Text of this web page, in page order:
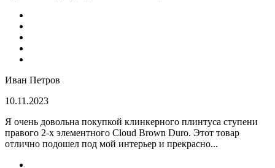
Иван Петров
10.11.2023
Я очень довольна покупкой клинкерного плинтуса ступени
правого 2-х элементного Cloud Brown Duro. Этот товар
отлично подошел под мой интерьер и прекрасно...